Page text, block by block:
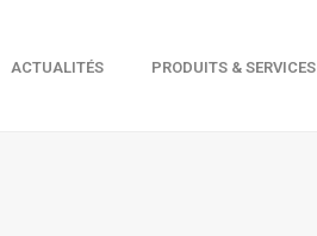
ACTUALITÉS PRODUITS & SERVICES